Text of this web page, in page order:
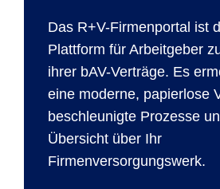
Das R+V-Firmenportal ist
Plattform für Arbeitgeber
ihrer bAV-Verträge. Es
eine moderne, papierlose
beschleunigte Prozesse
Übersicht über Ihr
Firmenversorgungswerk.